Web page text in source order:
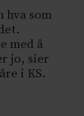
hva som
med å
jo, sier
i KS.